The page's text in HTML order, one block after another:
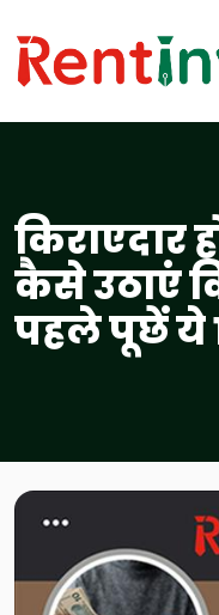
किराएदार
कैसे उठाएं
पहले पूछें ये